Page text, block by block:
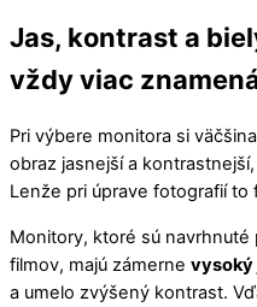
Jas, kontrast a
vždy viac
Pri výbere monitora si
obraz jasnejší a
Lenže pri úprave fotografií to
Monitory, ktoré sú
filmov, majú zámerne vysoký
a umelo zvýšený kontrast.